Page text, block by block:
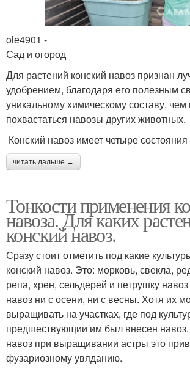
ole4901 -
Сад и огород
Для растений конский навоз признан
удобрением, благодаря его полезным
уникальному химическому составу, чем
похвастаться навозы других животных.
Конский навоз имеет четыре состояния
читать дальше →
Тонкости применения
навоза. Для каких
конский навоз.
Сразу стоит отметить под какие
конский навоз. Это: морковь, свекла,
репа, хрен, сельдерей и петрушку
навоз ни с осени, ни с весны. Хотя их
выращивать на участках, где под
предшествующии им был внесен навоз.
навоз при выращивании астры это
фузариозному увяданию.